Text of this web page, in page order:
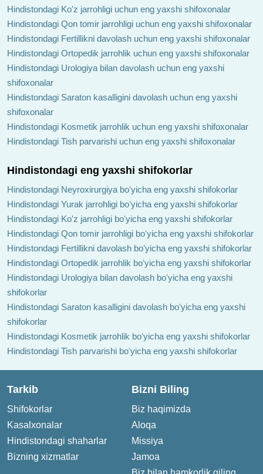
Hindistondagi Ko'z jarrohligi uchun eng yaxshi shifoxonalar
Hindistondagi Qon tomir jarrohligi uchun eng yaxshi shifoxonalar
Hindistondagi Fertillikni davolash uchun eng yaxshi shifoxonalar
Hindistondagi Ortopedik jarrohlik uchun eng yaxshi shifoxonalar
Hindistondagi Urologiya bilan davolash uchun eng yaxshi
shifoxonalar
Hindistondagi Saraton kasalligini davolash uchun eng yaxshi
shifoxonalar
Hindistondagi Kosmetik jarrohlik uchun eng yaxshi shifoxonalar
Hindistondagi Tish parvarishi uchun eng yaxshi shifoxonalar
Hindistondagi eng yaxshi shifokorlar
Hindistondagi Neyroxirurgiya boʻyicha eng yaxshi shifokorlar
Hindistondagi Yurak jarrohligi boʻyicha eng yaxshi shifokorlar
Hindistondagi Ko'z jarrohligi boʻyicha eng yaxshi shifokorlar
Hindistondagi Qon tomir jarrohligi boʻyicha eng yaxshi shifokorlar
Hindistondagi Fertillikni davolash boʻyicha eng yaxshi shifokorlar
Hindistondagi Ortopedik jarrohlik boʻyicha eng yaxshi shifokorlar
Hindistondagi Urologiya bilan davolash boʻyicha eng yaxshi
shifokorlar
Hindistondagi Saraton kasalligini davolash boʻyicha eng yaxshi
shifokorlar
Hindistondagi Kosmetik jarrohlik boʻyicha eng yaxshi shifokorlar
Hindistondagi Tish parvarishi boʻyicha eng yaxshi shifokorlar
Tarkib
Shifokorlar
Kasalxonalar
Hindistondagi shaharlar
Bizning xizmatlar
Bizni Biling
Biz haqimizda
Aloqa
Missiya
Jamoa